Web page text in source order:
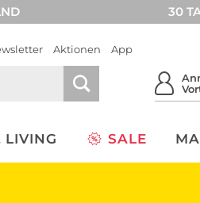
30
Aktionen App
LIVING SALE